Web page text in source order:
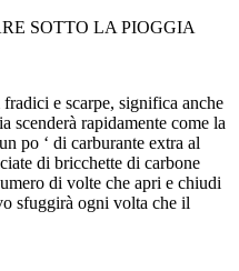
SOTTO LA PIOGGIA
e scarpe, significa anche
scenderà rapidamente come la
po ‘ di carburante extra al
di bricchette di carbone
di volte che apri e chiudi
sfuggirà ogni volta che il